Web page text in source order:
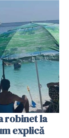
robinet la
explică